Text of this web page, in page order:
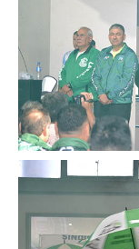
Galería de videos
Campañas de
Memoria histórica
Notas
Política de Privacidad
Buscar
Secretarías